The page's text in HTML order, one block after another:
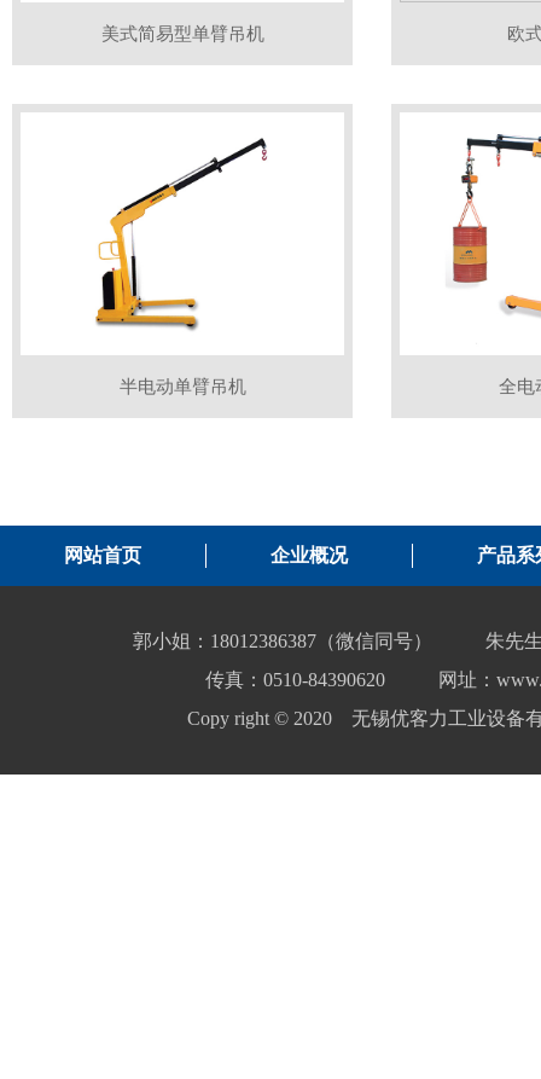
美式简易型单臂吊机 欧
半电动单臂吊机 全电
网站首页 企业概况 产品系
郭小姐：18012386387（微信同号）
朱先
传真：0510-84390620
网址：
Copy right © 2020 无锡优客力工业设备